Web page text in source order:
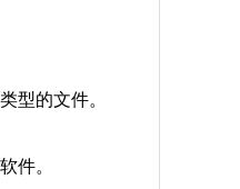
型的文件。
件。